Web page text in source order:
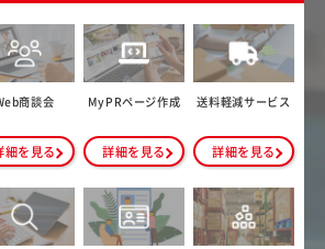
商談会
細を見る
MyPRページ作成
詳細を見る
送料軽減サービス
詳細を見る